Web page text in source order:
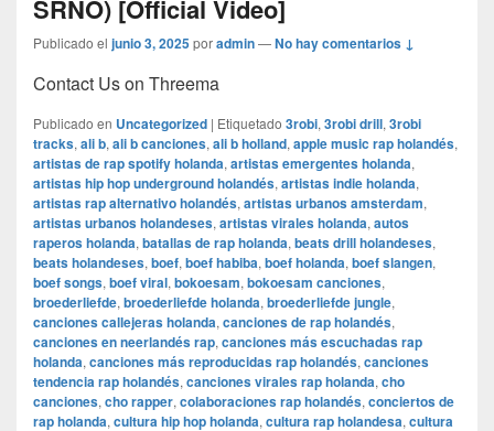
SRNO) [Official Video]
Publicado el junio 3, 2025poradmin—No hay comentarios ↓
Contact Us on Threema
Publicado en Uncategorized | Etiquetado 3robi, 3robi drill, 3robi
tracks, ali b, ali b canciones, ali b holland, apple music rap holandés,
artistas de rap spotify holanda, artistas emergentes holanda,
artistas hip hop underground holandés, artistas indie holanda,
artistas rap alternativo holandés, artistas urbanos amsterdam,
artistas urbanos holandeses, artistas virales holanda, autos
raperos holanda, batallas de rap holanda, beats drill holandeses,
beats holandeses, boef, boef habiba, boef holanda, boef slangen,
boef songs, boef viral, bokoesam, bokoesam canciones,
broederliefde, broederliefde holanda, broederliefde jungle,
canciones callejeras holanda, canciones de rap holandés,
canciones en neerlandés rap, canciones más escuchadas rap
holanda, canciones más reproducidas rap holandés, canciones
tendencia rap holandés, canciones virales rap holanda, cho
canciones, cho rapper, colaboraciones rap holandés, conciertos de
rap holanda, cultura hip hop holanda, cultura rap holandesa, cultura